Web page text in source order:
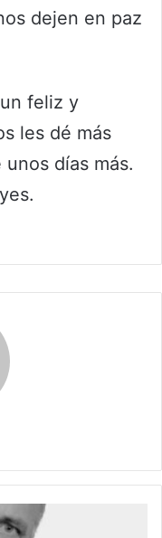
dejen en paz
feliz y
les dé más
días más.